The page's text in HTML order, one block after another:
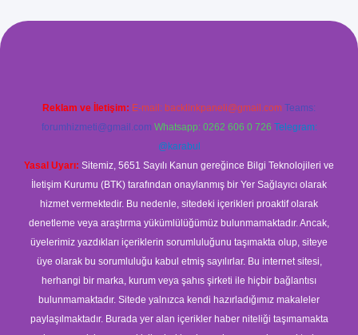
Reklam ve İletişim: E-mail: backlinkpaneli@gmail.com Teams:
forumhizmeti@gmail.com Whatsapp: 0262 606 0 726 Telegram:
@karabul
Yasal Uyarı: Sitemiz, 5651 Sayılı Kanun gereğince Bilgi Teknolojileri ve
İletişim Kurumu (BTK) tarafından onaylanmış bir Yer Sağlayıcı olarak
hizmet vermektedir. Bu nedenle, sitedeki içerikleri proaktif olarak
denetleme veya araştırma yükümlülüğümüz bulunmamaktadır. Ancak,
üyelerimiz yazdıkları içeriklerin sorumluluğunu taşımakta olup, siteye
üye olarak bu sorumluluğu kabul etmiş sayılırlar. Bu internet sitesi,
herhangi bir marka, kurum veya şahıs şirketi ile hiçbir bağlantısı
bulunmamaktadır. Sitede yalnızca kendi hazırladığımız makaleler
paylaşılmaktadır. Burada yer alan içerikler haber niteliği taşımamakta